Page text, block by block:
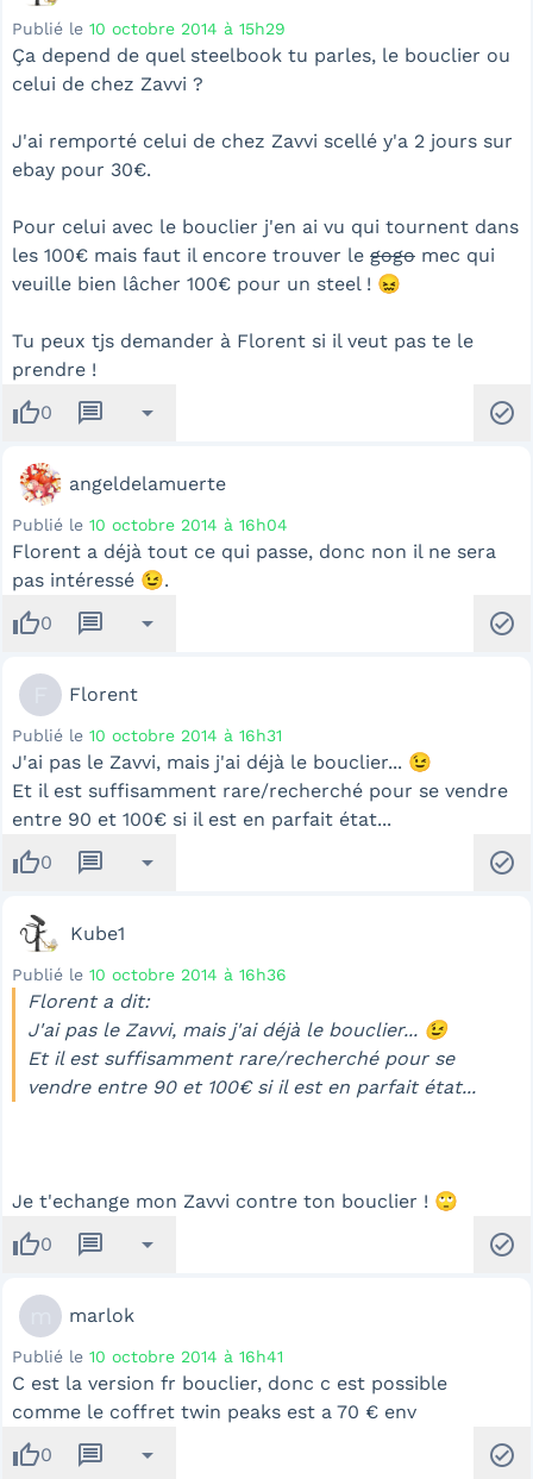
Publié le 10 octobre 2014 à 15h29
Ça depend de quel steelbook tu parles, le bouclier ou
celui de chez Zavvi ?
J'ai remporté celui de chez Zavvi scellé y'a 2 jours sur
ebay pour 30€.
Pour celui avec le bouclier j'en ai vu qui tournent dans
les 100€ mais faut il encore trouver le gogo mec qui
veuille bien lâcher 100€ pour un steel ! 😖
Tu peux tjs demander à Florent si il veut pas te le
prendre !
thumb_up0 message arrow_drop_down check_circle
angeldelamuerte
Publié le 10 octobre 2014 à 16h04
Florent a déjà tout ce qui passe, donc non il ne sera
pas intéressé 😉.
thumb_up0 message arrow_drop_down check_circle
Florent
Publié le 10 octobre 2014 à 16h31
J'ai pas le Zavvi, mais j'ai déjà le bouclier... 😉
Et il est suffisamment rare/recherché pour se vendre
entre 90 et 100€ si il est en parfait état...
thumb_up0 message arrow_drop_down check_circle
Kube1
Publié le 10 octobre 2014 à 16h36
Florent a dit:
J'ai pas le Zavvi, mais j'ai déjà le bouclier... 😉
Et il est suffisamment rare/recherché pour se
vendre entre 90 et 100€ si il est en parfait état...
Je t'echange mon Zavvi contre ton bouclier ! 🙄
thumb_up0 message arrow_drop_down check_circle
marlok
Publié le 10 octobre 2014 à 16h41
C est la version fr bouclier, donc c est possible
comme le coffret twin peaks est a 70 € env
thumb_up0 message arrow_drop_down check_circle